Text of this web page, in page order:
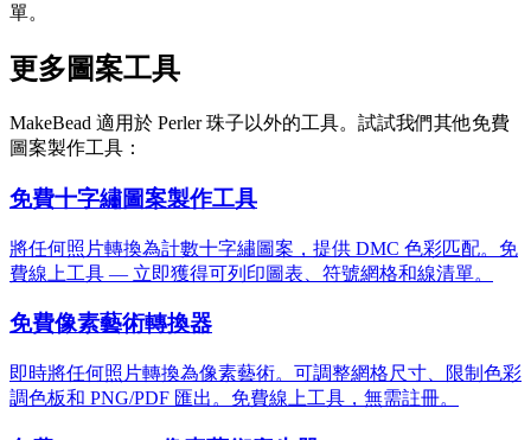
單。
更多圖案工具
MakeBead 適用於 Perler 珠子以外的工具。試試我們其他免費
圖案製作工具：
免費十字繡圖案製作工具
將任何照片轉換為計數十字繡圖案，提供 DMC 色彩匹配。免
費線上工具 — 立即獲得可列印圖表、符號網格和線清單。
免費像素藝術轉換器
即時將任何照片轉換為像素藝術。可調整網格尺寸、限制色彩
調色板和 PNG/PDF 匯出。免費線上工具，無需註冊。